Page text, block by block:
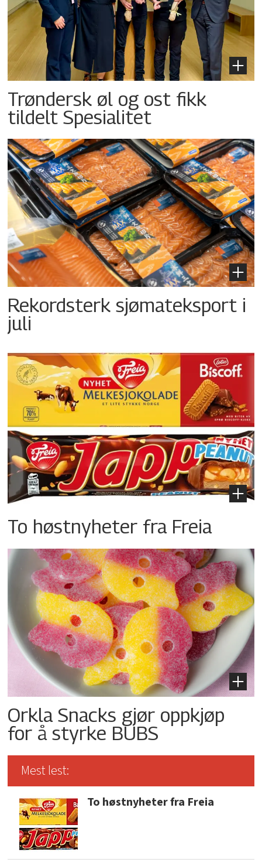
Trøndersk øl og ost fikk
tildelt Spesialitet
Rekordsterk sjømateksport i
juli
To høstnyheter fra Freia
Orkla Snacks gjør oppkjøp
for å styrke BUBS
Mest lest:
To høstnyheter fra Freia